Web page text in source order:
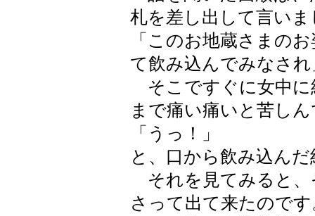
札を差し出して言いま
「このお地蔵さまの
て飲み込んでみなされ
そこですぐに女中に
まで痛い痛いと苦し
「うっ！」
と、口から飲み込ん
それを見てみると、
さって出て来たのです